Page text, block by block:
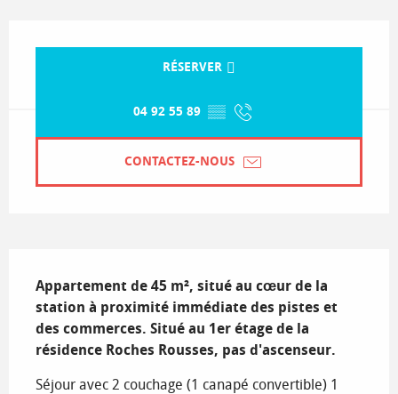
RÉSERVER
04 92 55 89 ▒▒
CONTACTEZ-NOUS
Appartement de 45 m², situé au cœur de la
station à proximité immédiate des pistes et
des commerces. Situé au 1er étage de la
résidence Roches Rousses, pas d'ascenseur.
Séjour avec 2 couchage (1 canapé convertible) 1